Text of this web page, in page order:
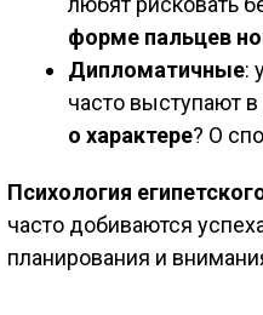
форме пальцев
Дипломатичные:
часто выступают
о характере? О
Психология
часто добиваются
планирования и